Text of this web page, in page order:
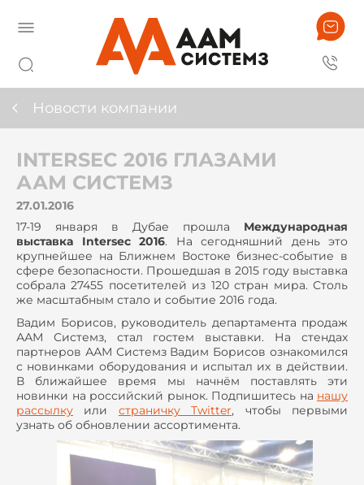
Новости компании
INTERSEC 2016 ГЛАЗАМИ
ААМ СИСТЕМЗ
27.01.2016
17-19 января в Дубае прошла Международная
выставка Intersec 2016. На сегодняшний день это
крупнейшее на Ближнем Востоке бизнес-событие в
сфере безопасности. Прошедшая в 2015 году выставка
собрала 27455 посетителей из 120 стран мира. Столь
же масштабным стало и событие 2016 года.
Вадим Борисов, руководитель департамента продаж
ААМ Системз, стал гостем выставки. На стендах
партнеров ААМ Системз Вадим Борисов ознакомился
с новинками оборудования и испытал их в действии.
В ближайшее время мы начнём поставлять эти
новинки на российский рынок. Подпишитесь на нашу
рассылку или страничку Twitter, чтобы первыми
узнать об обновлении ассортимента.